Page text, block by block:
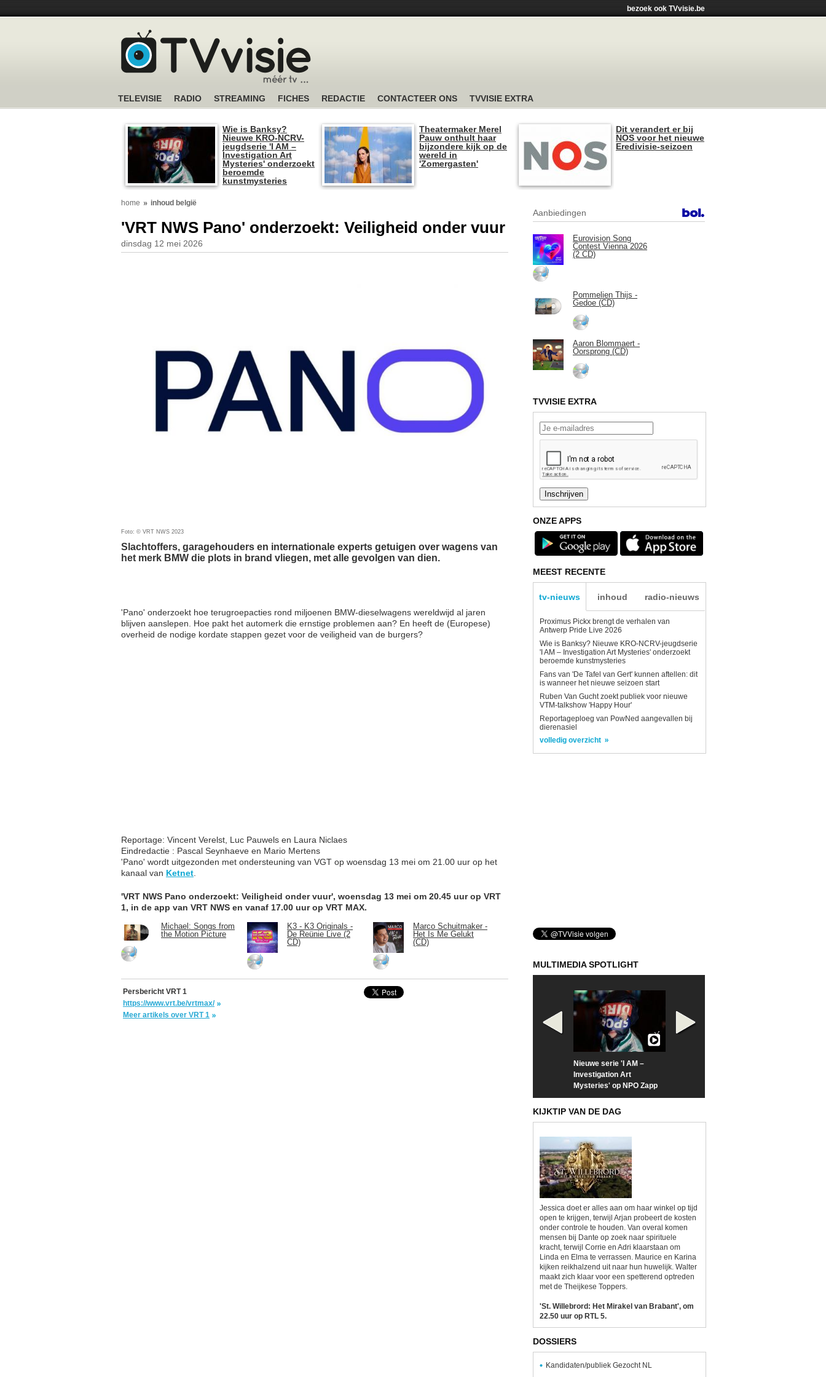
bezoek ook TVvisie.be
TELEVISIE RADIO STREAMING FICHES REDACTIE CONTACTEER ONS TVVISIE EXTRA
Wie is Banksy?
Nieuwe KRO-NCRV-
jeugdserie 'I AM –
Investigation Art
Mysteries' onderzoekt
beroemde
kunstmysteries
Theatermaker Merel
Pauw onthult haar
bijzondere kijk op de
wereld in
'Zomergasten'
Dit verandert er bij
NOS voor het nieuwe
Eredivisie-seizoen
home inhoud belgië
'VRT NWS Pano' onderzoekt: Veiligheid onder vuur
dinsdag 12 mei 2026
Foto: © VRT NWS 2023
Slachtoffers, garagehouders en internationale experts getuigen over wagens van
het merk BMW die plots in brand vliegen, met alle gevolgen van dien.
'Pano' onderzoekt hoe terugroepacties rond miljoenen BMW-dieselwagens wereldwijd al jaren
blijven aanslepen. Hoe pakt het automerk die ernstige problemen aan? En heeft de (Europese)
overheid de nodige kordate stappen gezet voor de veiligheid van de burgers?
Reportage: Vincent Verelst, Luc Pauwels en Laura Niclaes
Eindredactie : Pascal Seynhaeve en Mario Mertens
'Pano' wordt uitgezonden met ondersteuning van VGT op woensdag 13 mei om 21.00 uur op het
kanaal van Ketnet
'VRT NWS Pano onderzoekt: Veiligheid onder vuur', woensdag 13 mei om 20.45 uur op VRT
1, in de app van VRT NWS en vanaf 17.00 uur op VRT MAX.
Michael: Songs from
the Motion Picture
K3 - K3 Originals -
De Reünie Live (2
CD)
Marco Schuitmaker -
Het Is Me Gelukt
(CD)
Persbericht VRT 1
https://www.vrt.be/vrtmax/
Meer artikels over VRT 1
Aanbiedingen
Eurovision Song
Contest Vienna 2026
(2 CD)
Pommelien Thijs -
Gedoe (CD)
Aaron Blommaert -
Oorsprong (CD)
TVVISIE EXTRA
ONZE APPS
MEEST RECENTE
tv-nieuws inhoud radio-nieuws
Proximus Pickx brengt de verhalen van
Antwerp Pride Live 2026
Wie is Banksy? Nieuwe KRO-NCRV-jeugdserie
'I AM – Investigation Art Mysteries' onderzoekt
beroemde kunstmysteries
Fans van 'De Tafel van Gert' kunnen aftellen: dit
is wanneer het nieuwe seizoen start
Ruben Van Gucht zoekt publiek voor nieuwe
VTM-talkshow 'Happy Hour'
Reportageploeg van PowNed aangevallen bij
dierenasiel
volledig overzicht
MULTIMEDIA SPOTLIGHT
Nieuwe serie 'I AM –
Investigation Art
Mysteries' op NPO Zapp
KIJKTIP VAN DE DAG
Jessica doet er alles aan om haar winkel op tijd
open te krijgen, terwijl Arjan probeert de kosten
onder controle te houden. Van overal komen
mensen bij Dante op zoek naar spirituele
kracht, terwijl Corrie en Adri klaarstaan om
Linda en Elma te verrassen. Maurice en Karina
kijken reikhalzend uit naar hun huwelijk. Walter
maakt zich klaar voor een spetterend optreden
met de Theijkese Toppers.
'St. Willebrord: Het Mirakel van Brabant', om
22.50 uur op RTL 5.
DOSSIERS
Kandidaten/publiek Gezocht NL